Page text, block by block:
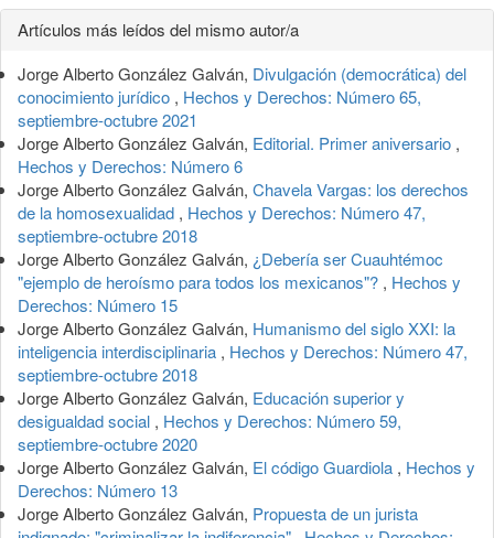
Detalles
del
artículo
Artículos más leídos del mismo autor/a
Jorge Alberto González Galván, Divulgación (democrática) del
conocimiento jurídico , Hechos y Derechos: Número 65,
septiembre-octubre 2021
Jorge Alberto González Galván, Editorial. Primer aniversario ,
Hechos y Derechos: Número 6
Jorge Alberto González Galván, Chavela Vargas: los derechos
de la homosexualidad , Hechos y Derechos: Número 47,
septiembre-octubre 2018
Jorge Alberto González Galván, ¿Debería ser Cuauhtémoc
"ejemplo de heroísmo para todos los mexicanos"? , Hechos y
Derechos: Número 15
Jorge Alberto González Galván, Humanismo del siglo XXI: la
inteligencia interdisciplinaria , Hechos y Derechos: Número 47,
septiembre-octubre 2018
Jorge Alberto González Galván, Educación superior y
desigualdad social , Hechos y Derechos: Número 59,
septiembre-octubre 2020
Jorge Alberto González Galván, El código Guardiola , Hechos y
Derechos: Número 13
Jorge Alberto González Galván, Propuesta de un jurista